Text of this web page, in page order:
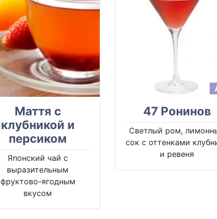
Маття с
клубникой и
персиком
Японский чай с
выразительным
фруктово-ягодным
вкусом
47 Ронинов
Светлый ром,
сок с оттенками
и ревеня